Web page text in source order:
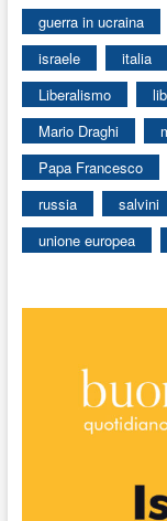
guerra in ucraina
israele
italia
Liberalismo
Mario Draghi
Papa Francesco
russia
salvini
unione europea